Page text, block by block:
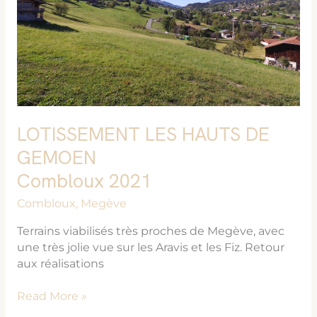
LOTISSEMENT LES HAUTS DE
GEMOEN
Combloux 2021
Combloux, Megève
Terrains viabilisés très proches de Megève, avec
une très jolie vue sur les Aravis et les Fiz. Retour
aux réalisations
Combloux
2021
Read More »